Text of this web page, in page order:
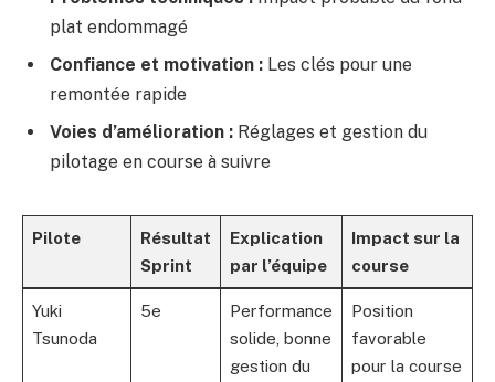
plat endommagé
Confiance et motivation : Les clés pour une
remontée rapide
Voies d’amélioration : Réglages et gestion du
pilotage en course à suivre
Pilote
Résultat
Sprint
Explication
par l’équipe
Impact sur la
course
Yuki
Tsunoda
5e
Performance
solide, bonne
gestion du
Position
favorable
pour la course